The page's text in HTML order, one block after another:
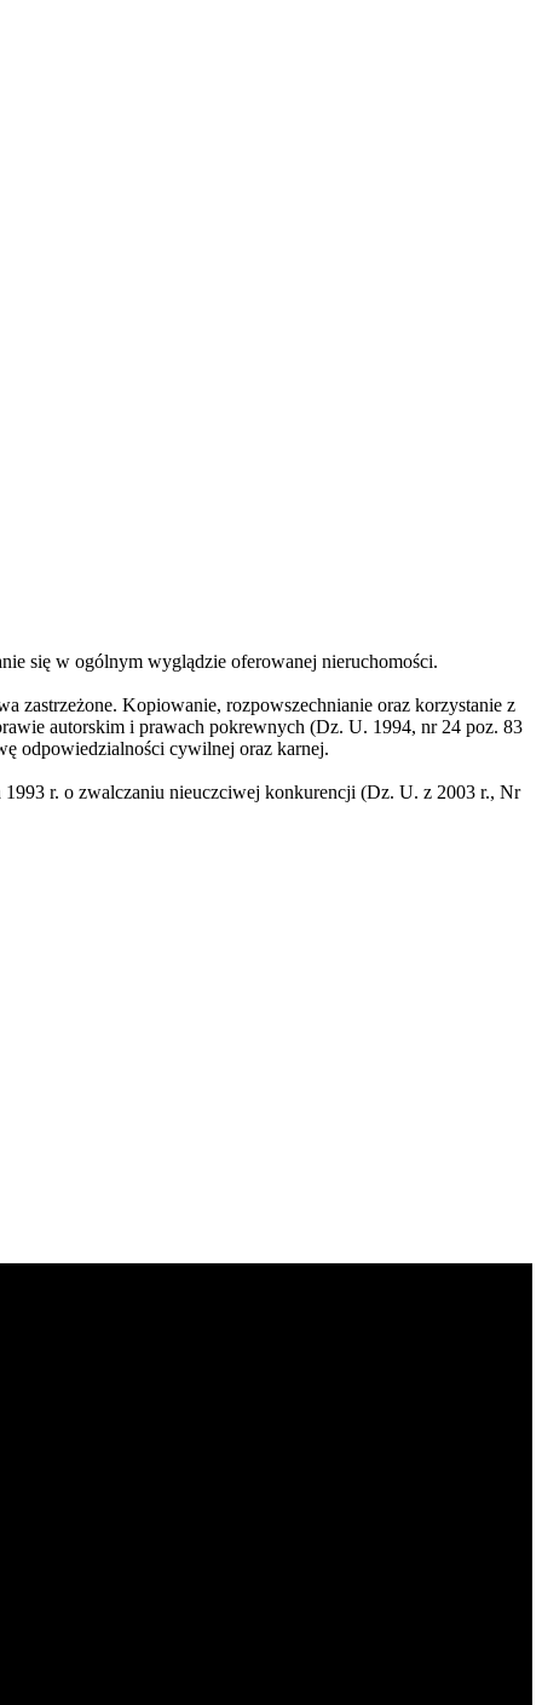
się w ogólnym wyglądzie oferowanej nieruchomości.
zastrzeżone. Kopiowanie, rozpowszechnianie oraz korzystanie z
autorskim i prawach pokrewnych (Dz. U. 1994, nr 24 poz. 83
odpowiedzialności cywilnej oraz karnej.
r. o zwalczaniu nieuczciwej konkurencji (Dz. U. z 2003 r., Nr